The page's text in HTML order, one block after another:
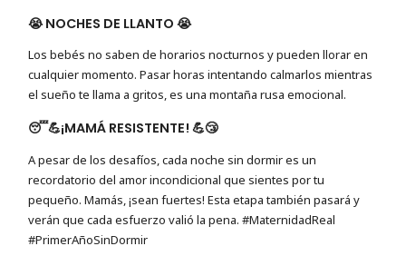
😭 NOCHES DE LLANTO 😭
Los bebés no saben de horarios nocturnos y pueden llorar en
cualquier momento. Pasar horas intentando calmarlos mientras
el sueño te llama a gritos, es una montaña rusa emocional.
😴💪¡MAMÁ RESISTENTE! 💪😴
A pesar de los desafíos, cada noche sin dormir es un
recordatorio del amor incondicional que sientes por tu
pequeño. Mamás, ¡sean fuertes! Esta etapa también pasará y
verán que cada esfuerzo valió la pena. #MaternidadReal
#PrimerAñoSinDormir